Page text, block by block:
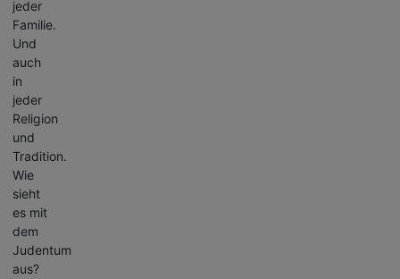
jeder
Familie.
Und
auch
in
jeder
Religion
und
Tradition.
Wie
sieht
es mit
dem
Judentum
aus?